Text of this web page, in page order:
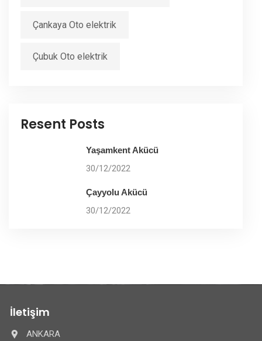
Çankaya Oto elektrik
Çubuk Oto elektrik
Resent Posts
Yaşamkent Akücü
30/12/2022
Çayyolu Akücü
30/12/2022
İletişim
ANKARA